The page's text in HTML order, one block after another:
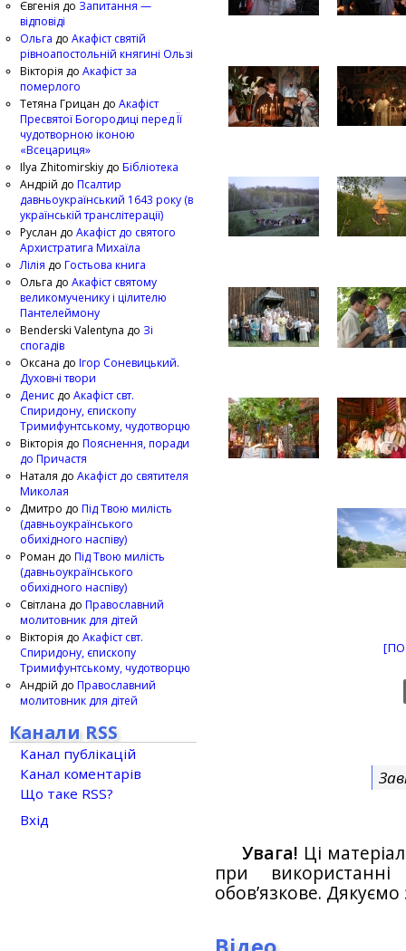
Увага! Ці
при
обов’язкове.
Євгенія до Запитання —
відповіді
Ольга до Акафіст святій
рівноапостольній княгині Ользі
Вікторія до Акафіст за
померлого
Тетяна Грицан до Акафіст
Пресвятої Богородиці перед Її
чудотворною іконою
«Всецариця»
Ilya Zhitomirskiy до Бібліотека
Андрій до Псалтир
давньоукраїнський 1643 року (в
українській транслітерації)
Руслан до Акафіст до святого
Архистратига Михаїла
Лілія до Гостьова книга
Ольга до Акафіст святому
великомученику і цілителю
Пантелеймону
Benderski Valentyna до Зі
спогадів
Оксана до Ігор Соневицький.
Духовні твори
Денис до Акафіст свт.
Спиридону, єпископу
Тримифунтському, чудотворцю
Вікторія до Пояснення, поради
до Причастя
Наталя до Акафіст до святителя
Миколая
Дмитро до Під Твою милість
(давньоукраїнського
обихідного наспіву)
Роман до Під Твою милість
(давньоукраїнського
обихідного наспіву)
Світлана до Православний
молитовник для дітей
Вікторія до Акафіст свт.
Спиридону, єпископу
Тримифунтському, чудотворцю
Андрій до Православний
молитовник для дітей
Канали RSS
Канал публікацій
Канал коментарів
Що таке RSS?
Вхід